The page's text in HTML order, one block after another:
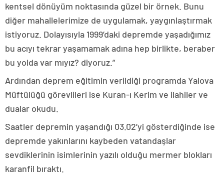
kentsel dönüyüm noktasında güzel bir örnek. Bunu
diğer mahallelerimize de uygulamak, yaygınlaştırmak
istiyoruz. Dolayısıyla 1999’daki depremde yaşadığımız
bu acıyı tekrar yaşamamak adına hep birlikte, beraber
bu yolda var mıyız? diyoruz.”
Ardından deprem eğitimin verildiği programda Yalova
Müftülüğü görevlileri ise Kuran-ı Kerim ve ilahiler ve
dualar okudu.
Saatler depremin yaşandığı 03.02’yi gösterdiğinde ise
depremde yakınlarını kaybeden vatandaşlar
sevdiklerinin isimlerinin yazılı olduğu mermer blokları
karanfil bıraktı.